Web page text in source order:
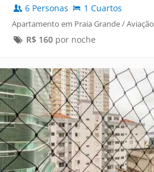
6 Personas 1 Cuartos
Apartamento em Praia Grande / Aviação
R$ 160por noche